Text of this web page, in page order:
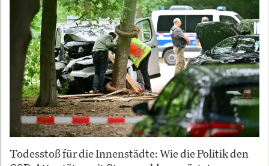
Todesstoß für die Innenstädte: Wie die Politik den